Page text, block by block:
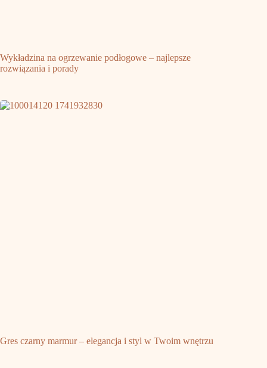
Wykładzina na ogrzewanie podłogowe – najlepsze
rozwiązania i porady
Gres czarny marmur – elegancja i styl w Twoim wnętrzu